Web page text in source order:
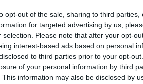
opt-out of the sale, sharing to third
for targeted advertising by us,
selection. Please note that after your opt-
interest-based ads based on personal
to third parties prior to your opt-
of your personal information by third
This information may also be disclosed by
egyedül egy házat az isten háta
És ugyan ezek mind-mind szuper
egy kicsit mögé néz, máris látja az
élünk. Addig ütjük a vasat, amíg
lenne időm pihenni, kikapcsolódni,
feladatom, munkám. Nézegetem a
e, vagy csak én nem kellek. Ez
ez a szakma velejárója. Mégis rám